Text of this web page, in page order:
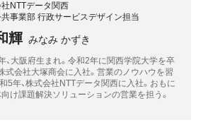
NTTデータ関西
事業部 行政サービスデザイン担当
輝 みなみ かずき
、大阪府生まれ。令和2年に関西学院大学を卒
式会社大塚商会に入社。営業のノウハウを習
5年、株式会社NTTデータ関西に入社。おもに
け課題解決ソリューションの営業を担う。